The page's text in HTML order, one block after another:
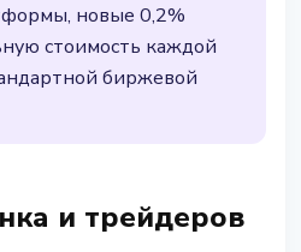
новые 0,2%
стоимость каждой
биржевой
и трейдеров